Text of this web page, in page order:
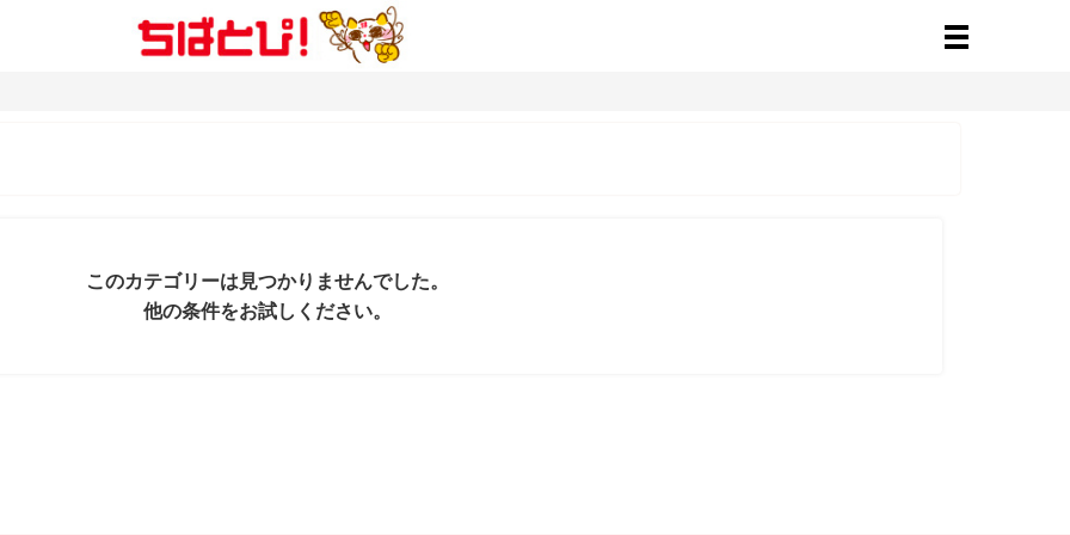
このカテゴリーは見つかりませんでした。
他の条件をお試しください。